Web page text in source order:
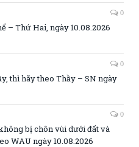
0
– Thứ Hai, ngày 10.08.2026
0
thì hãy theo Thầy – SN ngày
0
bị chôn vùi dưới đất và
WAU ngày 10.08.2026